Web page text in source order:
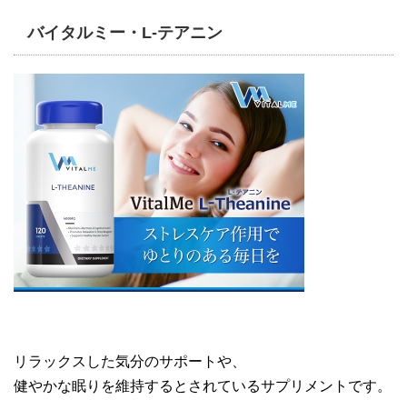
バイタルミー・L-テアニン
リラックスした気分のサポートや、
健やかな眠りを維持するとされているサプリメントです。